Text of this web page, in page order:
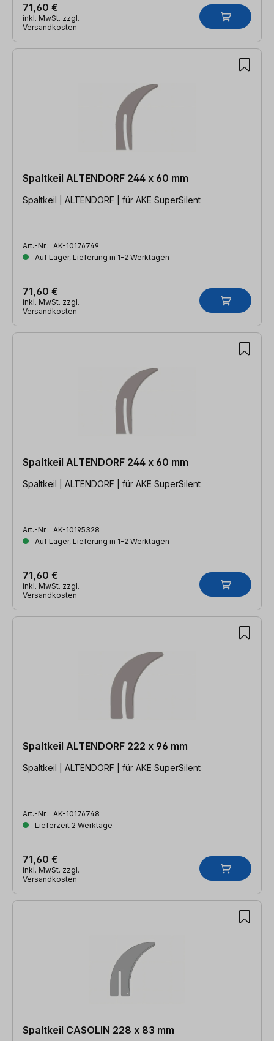
71,60 €
inkl. MwSt. zzgl.
Versandkosten
Spaltkeil ALTENDORF 244 x 60 mm
Spaltkeil | ALTENDORF | für AKE SuperSilent
Art.-Nr.: AK-10176749
Auf Lager, Lieferung in 1-2 Werktagen
71,60 €
inkl. MwSt. zzgl.
Versandkosten
Spaltkeil ALTENDORF 244 x 60 mm
Spaltkeil | ALTENDORF | für AKE SuperSilent
Art.-Nr.: AK-10195328
Auf Lager, Lieferung in 1-2 Werktagen
71,60 €
inkl. MwSt. zzgl.
Versandkosten
Spaltkeil ALTENDORF 222 x 96 mm
Spaltkeil | ALTENDORF | für AKE SuperSilent
Art.-Nr.: AK-10176748
Lieferzeit 2 Werktage
71,60 €
inkl. MwSt. zzgl.
Versandkosten
Spaltkeil CASOLIN 228 x 83 mm